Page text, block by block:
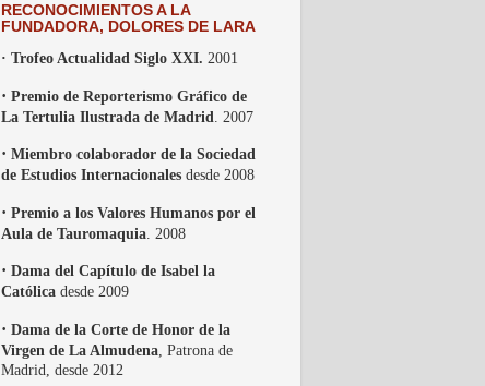
RECONOCIMIENTOS A LA
FUNDADORA, DOLORES DE LARA
· Trofeo Actualidad Siglo XXI. 2001
· Premio de Reporterismo Gráfico de
La Tertulia Ilustrada de Madrid . 2007
· Miembro colaborador de la Sociedad
de Estudios Internacionales desde 2008
· Premio a los Valores Humanos por el
Aula de Tauromaquia . 2008
· Dama del Capítulo de Isabel la
Católica desde 2009
· Dama de la Corte de Honor de la
Virgen de La Almudena , Patrona de
Madrid, desde 2012